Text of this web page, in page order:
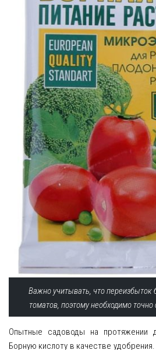
Важно учитывать, что переизбыток
томатов, поэтому необходимо
Опытные садоводы на протяжении
Борную кислоту в качестве